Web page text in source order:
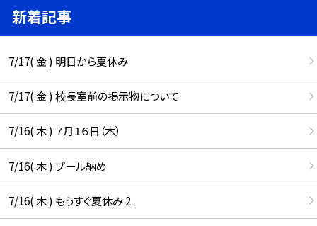
新着記事
7/17( 金 ) 明日から夏休み
7/17( 金 ) 校長室前の掲示物について
7/16( 木 ) ７月１６日（木）
7/16( 木 ) プール納め
7/16( 木 ) もうすぐ夏休み 2